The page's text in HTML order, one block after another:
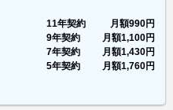
11年契約 月額990円
9年契約
月額1,100円
7年契約
月額1,430円
5年契約
月額1,760円